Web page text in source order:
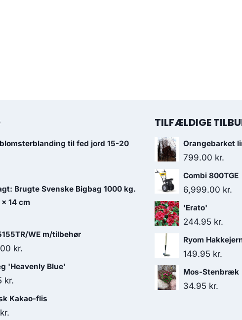
til fed jord 15-20
Brugte Svenske Bigbag 1000 kg.
14 cm
WE m/tilbehør
kr.
'Heavenly Blue'
kr.
Kakao-flis
kr.
TILFÆLDIGE
Orangebarket
799.00 kr.
Combi 800TGE
6,999.00 kr.
'Erato'
244.95 kr.
Ryom
149.95 kr.
Mos-Stenbræk
34.95 kr.